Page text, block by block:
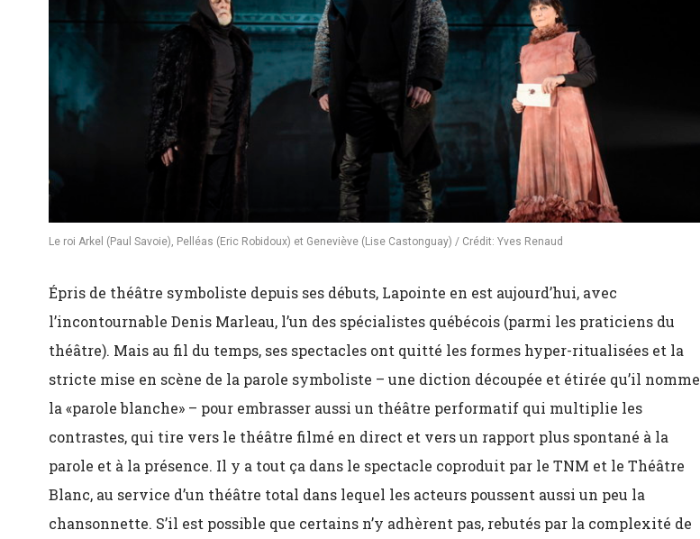
Le roi Arkel (Paul Savoie), Pelléas (Eric Robidoux) et Geneviève (Lise Castonguay) / Crédit: Yves Renaud
Épris de théâtre symboliste depuis ses débuts, Lapointe en est aujourd’hui, avec
l’incontournable Denis Marleau, l’un des spécialistes québécois (parmi les praticiens du
théâtre). Mais au fil du temps, ses spectacles ont quitté les formes hyper-ritualisées et la
stricte mise en scène de la parole symboliste – une diction découpée et étirée qu’il nomme
la «parole blanche» – pour embrasser aussi un théâtre performatif qui multiplie les
contrastes, qui tire vers le théâtre filmé en direct et vers un rapport plus spontané à la
parole et à la présence. Il y a tout ça dans le spectacle coproduit par le TNM et le Théâtre
Blanc, au service d’un théâtre total dans lequel les acteurs poussent aussi un peu la
chansonnette. S’il est possible que certains n’y adhèrent pas, rebutés par la complexité de